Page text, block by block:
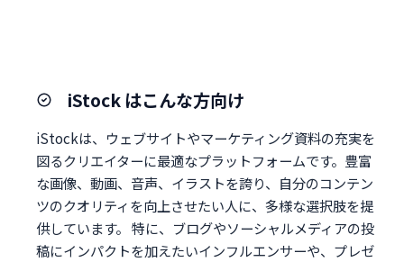
iStock はこんな方向け
iStockは、ウェブサイトやマーケティング資料の充実を
図るクリエイターに最適なプラットフォームです。豊富
な画像、動画、音声、イラストを誇り、自分のコンテン
ツのクオリティを向上させたい人に、多様な選択肢を提
供しています。 特に、ブログやソーシャルメディアの投
稿にインパクトを加えたいインフルエンサーや、プレゼ